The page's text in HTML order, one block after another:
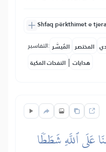
Shfaq përkthimet e tjera
التفاسير: المُيسَّر المختصر
النفحات المكية | هدايات
عَلَى ٱللَّهِ شَطَطٗا